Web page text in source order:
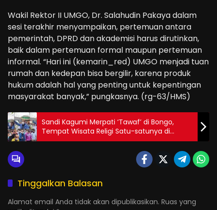
Wakil Rektor II UMGO, Dr. Salahudin Pakaya dalam
sesi terakhir menyampaikan, pertemuan antara
pemerintah, DPRD dan akademisi harus dirutinkan,
baik dalam pertemuan formal maupun pertemuan
informal. “Hari ini (kemarin_red) UMGO menjadi tuan
rumah dan kedepan bisa bergilir, karena produk
hukum adalah hal yang penting untuk kepentingan
masyarakat banyak,” pungkasnya. (rg-63/HMS)
Sandi Kagumi Merpati ‘Tawaf’ di Bongo,
Tempat Wisata Religi Satu-satunya di
Indonesia
Tinggalkan Balasan
Alamat email Anda tidak akan dipublikasikan. Ruas yang